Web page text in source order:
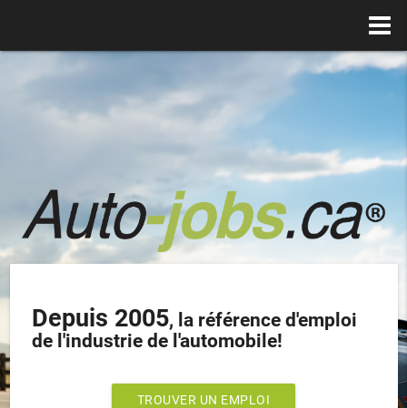
Depuis 2005, la référence d'emploi
de l'industrie de l'automobile!
TROUVER UN EMPLOI